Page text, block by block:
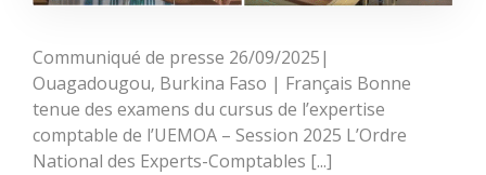
Communiqué de presse 26/09/2025|
Ouagadougou, Burkina Faso | Français Bonne
tenue des examens du cursus de l’expertise
comptable de l’UEMOA – Session 2025 L’Ordre
National des Experts-Comptables [...]